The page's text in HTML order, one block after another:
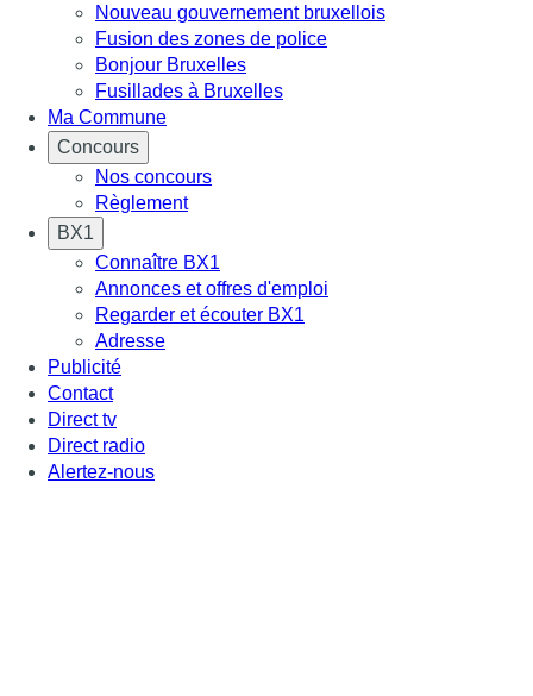
Nouveau gouvernement bruxellois
Fusion des zones de police
Bonjour Bruxelles
Fusillades à Bruxelles
Ma Commune
Concours
Nos concours
Règlement
BX1
Connaître BX1
Annonces et offres d'emploi
Regarder et écouter BX1
Adresse
Publicité
Contact
Direct tv
Direct radio
Alertez-nous